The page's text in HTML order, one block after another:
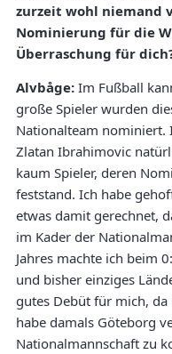
zurzeit wohl niemand
Nominierung für die
Überraschung für
Alvbåge: Im Fußball
große Spieler wurden
Nationalteam nominiert.
Zlatan Ibrahimovic
kaum Spieler, deren
feststand. Ich habe
etwas damit gerechnet,
im Kader der
Jahres machte ich beim
und bisher einziges
gutes Debüt für mich,
habe damals Göteborg
Nationalmannschaft zu